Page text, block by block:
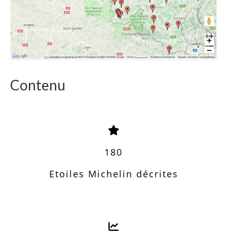
Contenu
180
Etoiles Michelin décrites